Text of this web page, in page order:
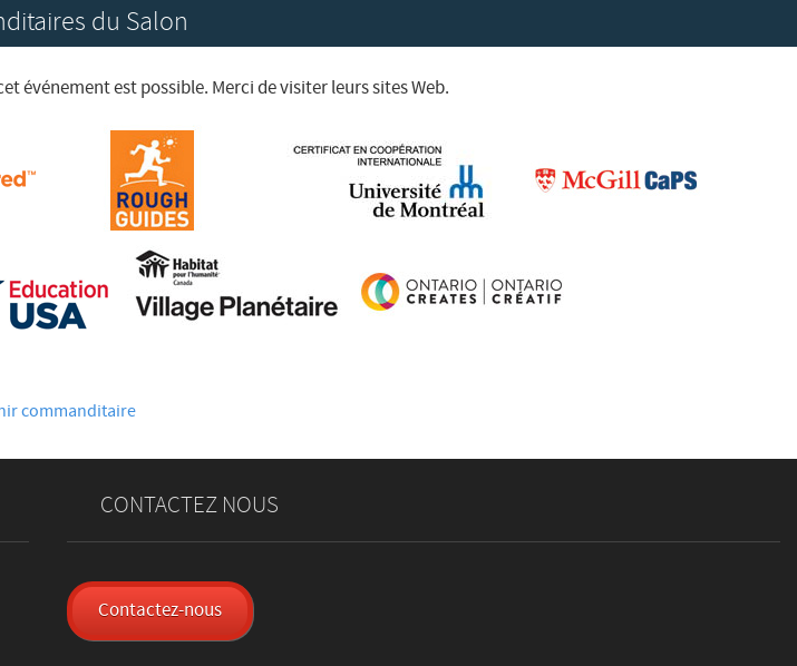
du Salon
événement est possible. Merci de visiter leurs sites Web.
commanditaire
CONTACTEZ NOUS
Contactez-nous